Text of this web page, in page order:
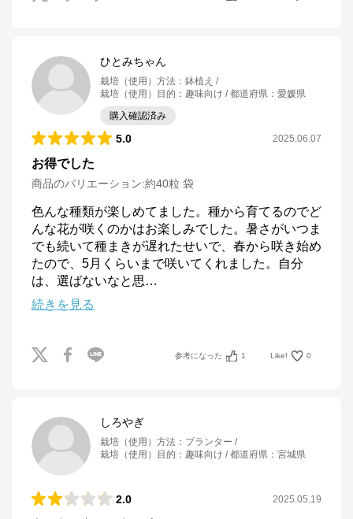
ひとみちゃん
栽培（使用）方法 ： 鉢植え
栽培（使用）目的 ： 趣味向け 都道府県 ： 愛媛県
購入確認済み
5.0 2025.06.07
お得でした
商品のバリエーション:約40粒 袋
色んな種類が楽しめてました。種から育てるのでど
んな花が咲くのかはお楽しみでした。暑さがいつま
でも続いて種まきが遅れたせいで、春から咲き始め
たので、5月くらいまで咲いてくれました。自分
は、選ばないなと思…
続きを見る
参考になった 1 Like! 0
しろやぎ
栽培（使用）方法 ： プランター
栽培（使用）目的 ： 趣味向け 都道府県 ： 宮城県
2.0 2025.05.19